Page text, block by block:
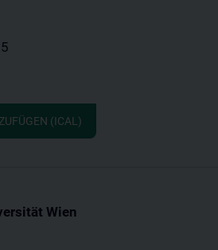
(ICAL)
Wien